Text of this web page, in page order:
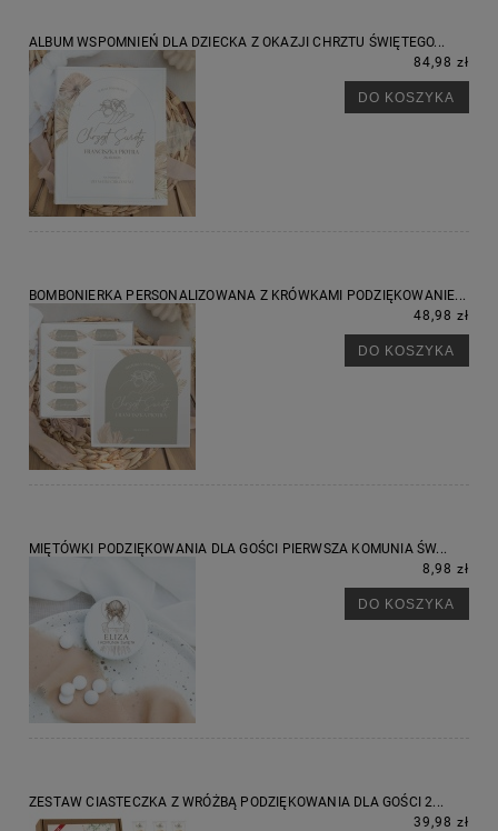
ALBUM WSPOMNIEŃ DLA DZIECKA Z OKAZJI CHRZTU ŚWIĘTEGO...
84,98 zł
DO KOSZYKA
BOMBONIERKA PERSONALIZOWANA Z KRÓWKAMI PODZIĘKOWANIE...
48,98 zł
DO KOSZYKA
MIĘTÓWKI PODZIĘKOWANIA DLA GOŚCI PIERWSZA KOMUNIA ŚW...
8,98 zł
DO KOSZYKA
ZESTAW CIASTECZKA Z WRÓŻBĄ PODZIĘKOWANIA DLA GOŚCI 2...
39,98 zł